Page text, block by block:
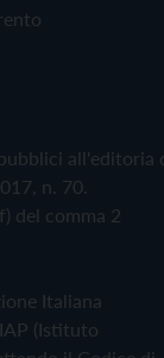
all'editoria
n. 70.
del comma 2
Italiana
(Istituto